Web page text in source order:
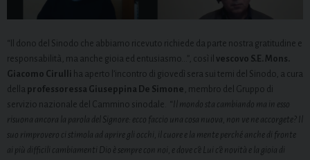
“Il dono del Sinodo che abbiamo ricevuto richiede da parte nostra gratitudine e
responsabilità, ma anche gioia ed entusiasmo…”, così il vescovo S.E. Mons.
Giacomo Cirulli ha aperto l’incontro di giovedì sera sui temi del Sinodo, a cura
della professoressa Giuseppina De Simone , membro del Gruppo di
servizio nazionale del Cammino sinodale. “ Il mondo sta cambiando ma in esso
risuona ancora la parola del Signore: ecco faccio una cosa nuova, non ve ne accorgete? Il
suo rimprovero ci stimola ad aprire gli occhi, il cuore e la mente perché anche di fronte
ai più difficili cambiamenti Dio è sempre con noi, e dove c’è Lui c’è novità e la gioia di